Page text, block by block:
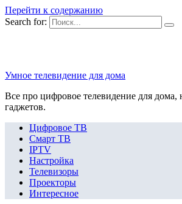
Перейти к содержанию
Search for:
Умное телевидение для дома
Все про цифровое телевидение для дома,
гаджетов.
Цифровое ТВ
Смарт ТВ
IPTV
Настройка
Телевизоры
Проекторы
Интересное